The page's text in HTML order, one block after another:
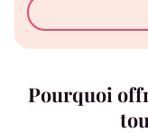
Pourquoi